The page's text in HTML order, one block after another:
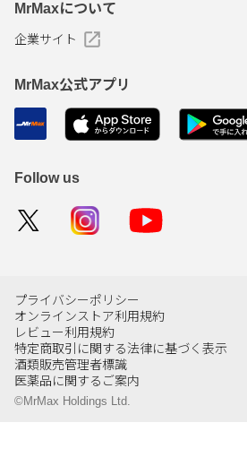
MrMaxについて
企業サイト
MrMax公式アプリ
Follow us
プライバシーポリシー
オンラインストア利用規約
レビュー利用規約
特定商取引に関する法律に基づく表示
酒類販売管理者標識
医薬品に関するご案内
©MrMax Holdings Ltd.